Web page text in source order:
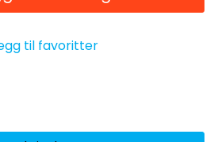
til favoritter